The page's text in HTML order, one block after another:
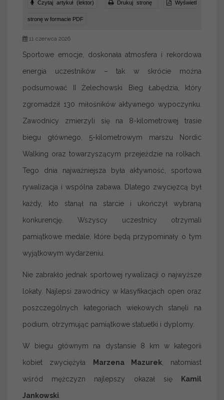
Czytaj artykuł (lektor) Drukuj stronę Wyświetl
stronę w formacie PDF
11 czerwca 2026
Sportowe emocje, doskonała atmosfera i rekordowa
energia uczestników – tak w skrócie można
podsumować II Żelechowski Bieg Łabędzia, który
zgromadził 130 miłośników aktywnego wypoczynku.
Zawodnicy zmierzyli się na 8-kilometrowej trasie
biegu głównego, 5-kilometrowym marszu Nordic
Walking oraz towarzyszącym przejeździe na rolkach.
Tego dnia najważniejsza była aktywność, sportowa
rywalizacja i wspólna zabawa. Dlatego zwycięzcą był
każdy, kto stanął na starcie i ukończył wybraną
konkurencję. Wszyscy uczestnicy otrzymali
pamiątkowe medale, które będą przypominały o tym
wyjątkowym wydarzeniu.
Nie zabrakło jednak sportowej rywalizacji o najwyższe
lokaty. Najlepsi zawodnicy w klasyfikacjach open oraz
poszczególnych kategoriach wiekowych stanęli na
podium, otrzymując pamiątkowe statuetki i dyplomy.
W biegu głównym na dystansie 8 km w kategorii
kobiet zwyciężyła Marzena Mazurek, natomiast
wśród mężczyzn najlepszy okazał się Kamil
Jankowski